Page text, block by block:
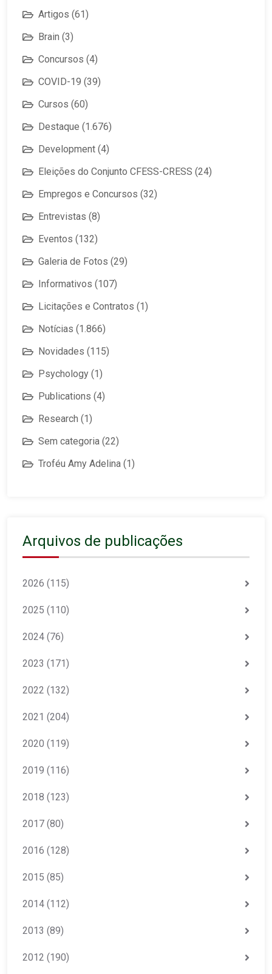
Artigos (61)
Brain (3)
Concursos (4)
COVID-19 (39)
Cursos (60)
Destaque (1.676)
Development (4)
Eleições do Conjunto CFESS-CRESS (24)
Empregos e Concursos (32)
Entrevistas (8)
Eventos (132)
Galeria de Fotos (29)
Informativos (107)
Licitações e Contratos (1)
Notícias (1.866)
Novidades (115)
Psychology (1)
Publications (4)
Research (1)
Sem categoria (22)
Troféu Amy Adelina (1)
Arquivos de publicações
2026 (115)
2025 (110)
2024 (76)
2023 (171)
2022 (132)
2021 (204)
2020 (119)
2019 (116)
2018 (123)
2017 (80)
2016 (128)
2015 (85)
2014 (112)
2013 (89)
2012 (190)